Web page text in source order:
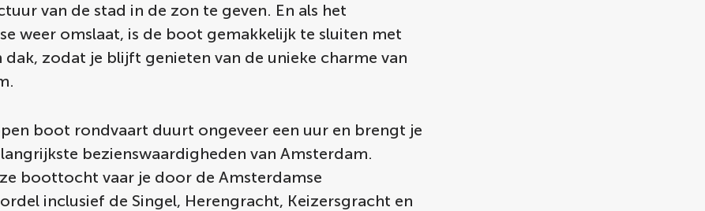
van de stad in de zon te geven. En als het
weer omslaat, is de boot gemakkelijk te sluiten met
dak, zodat je blijft genieten van de unieke charme van
boot rondvaart duurt ongeveer een uur en brengt je
bezienswaardigheden van Amsterdam.
boottocht vaar je door de Amsterdamse
inclusief de Singel, Herengracht, Keizersgracht en